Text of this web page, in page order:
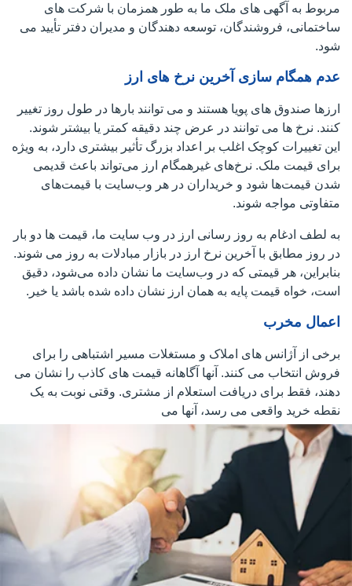
مربوط به آگهی های ملک ما به طور همزمان با شرکت های
ساختمانی، فروشندگان، توسعه دهندگان و مدیران دفتر تأیید می
شود.
عدم همگام سازی آخرین نرخ های ارز
ارزها صندوق های پویا هستند و می توانند بارها در طول روز تغییر
کنند. نرخ ها می توانند در عرض چند دقیقه کمتر یا بیشتر شوند.
این تغییرات کوچک اغلب بر اعداد بزرگ تأثیر بیشتری دارد، به ویژه
برای قیمت ملک. نرخ‌های غیرهمگام ارز می‌تواند باعث قدیمی
شدن قیمت‌ها شود و خریداران در هر وب‌سایت با قیمت‌های
متفاوتی مواجه شوند.
به لطف ادغام به روز رسانی ارز در وب سایت ما، قیمت ها دو بار
در روز مطابق با آخرین نرخ ارز در بازار مبادلات به روز می شوند.
بنابراین، هر قیمتی که در وب‌سایت ما نشان داده می‌شود، دقیق
است، خواه قیمت پایه به همان ارز نشان داده شده باشد یا خیر.
اعمال مخرب
برخی از آژانس های املاک و مستغلات مسیر اشتباهی را برای
فروش انتخاب می کنند. آنها آگاهانه قیمت های کاذب را نشان می
دهند، فقط برای دریافت استعلام از مشتری. وقتی نوبت به یک
نقطه خرید واقعی می رسد، آنها می